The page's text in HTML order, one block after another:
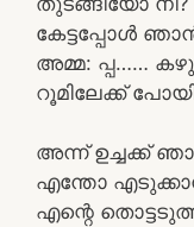
കേട്ടപ്പോൾ
അമ്മ: പ്പ……
റൂമിലേക്ക്
അന്ന് ഉച്ചക്ക്
എന്തോ
എന്റെ